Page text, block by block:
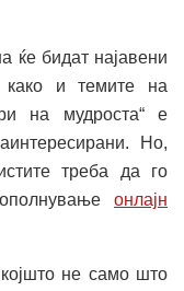
ќе бидат најавени
како и темите на
на мудроста“ е
Но,
треба да го
онлајн
не само што